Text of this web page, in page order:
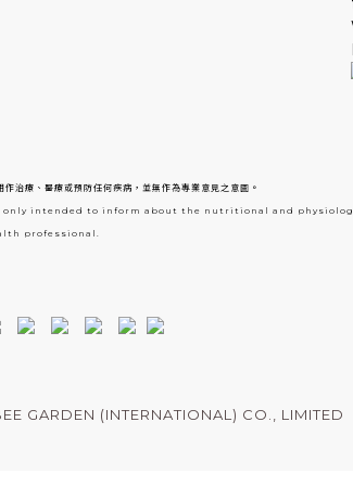
治療、醫療或預防任何疾病，並無作為專業意見之意圖。
intended to inform about the nutritional and
professional.
GARDEN (INTERNATIONAL) CO., LIMITED